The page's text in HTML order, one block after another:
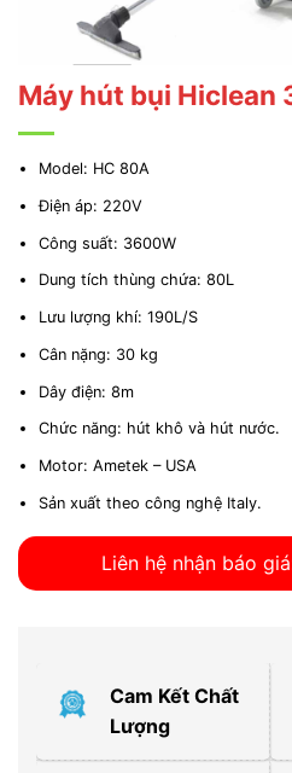
Máy hút bụi Hiclean
Model: HC 80A
Điện áp: 220V
Công suất: 3600W
Dung tích thùng chứa: 80L
Lưu lượng khí: 190L/S
Cân nặng: 30 kg
Dây điện: 8m
Chức năng: hút khô và hút nước.
Motor: Ametek – USA
Sản xuất theo công nghệ Italy.
Liên hệ nhận báo
Cam Kết Chất
Lượng